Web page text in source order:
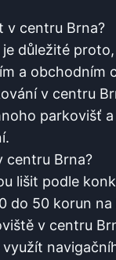
v ‌centru Brna?
důležité
a obchodním
v centru​
parkovišť
centru Brna?
lišit ⁣podle
do 50 korun na
v centru